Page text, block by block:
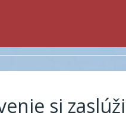
si zaslúži